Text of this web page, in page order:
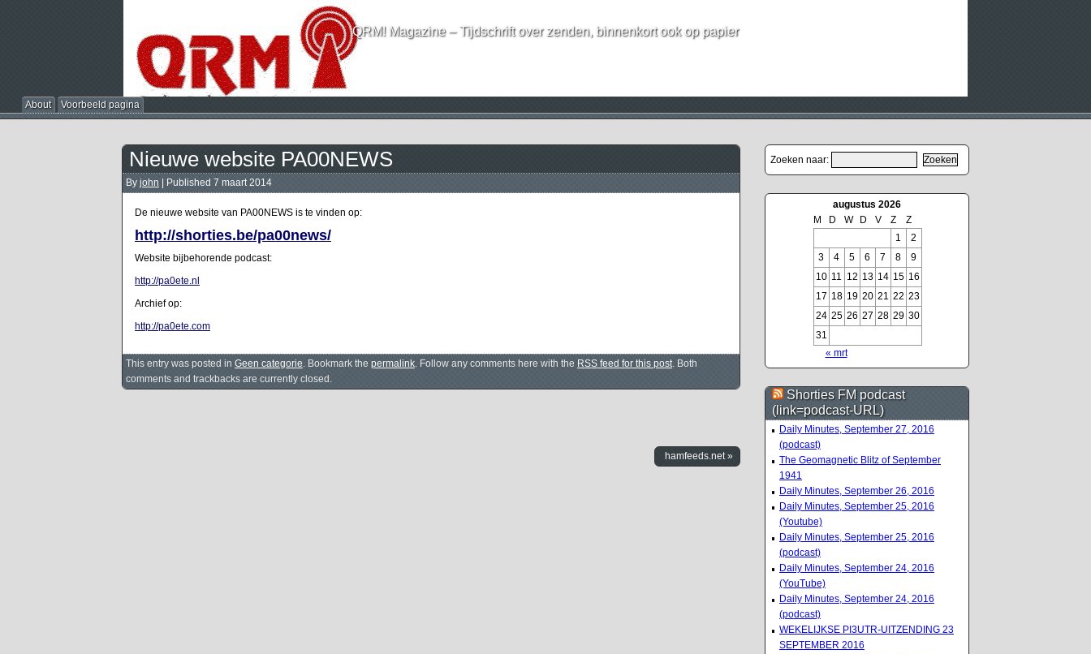
QRM! Magazine – Tijdschrift over zenden, binnenkort ook op papier
About Voorbeeld pagina
Nieuwe website PA00NEWS
By john Published 7 maart 2014
De nieuwe website van PA00NEWS is te vinden op:
http://shorties.be/pa00news/
Website bijbehorende podcast:
http://pa0ete.nl
Archief op:
http://pa0ete.com
This entry was posted in Geen categorie. Bookmark the permalink. Follow any comments here with the RSS feed for this post. Both
comments and trackbacks are currently closed.
hamfeeds.net »
Zoeken naar:
augustus 2026
M
D W D V Z Z
« mrt
1
2
3
4 5 6 7 8
9
10 11 12 13 14 15 16
17 18 19 20 21 22 23
24 25 26 27 28 29 30
31
Shorties FM podcast
(link=podcast-URL)
Daily Minutes, September 27, 2016
(podcast)
The Geomagnetic Blitz of September
1941
Daily Minutes, September 26, 2016
Daily Minutes, September 25, 2016
(Youtube)
Daily Minutes, September 25, 2016
(podcast)
Daily Minutes, September 24, 2016
(YouTube)
Daily Minutes, September 24, 2016
(podcast)
WEKELIJKSE PI3UTR-UITZENDING 23
SEPTEMBER 2016